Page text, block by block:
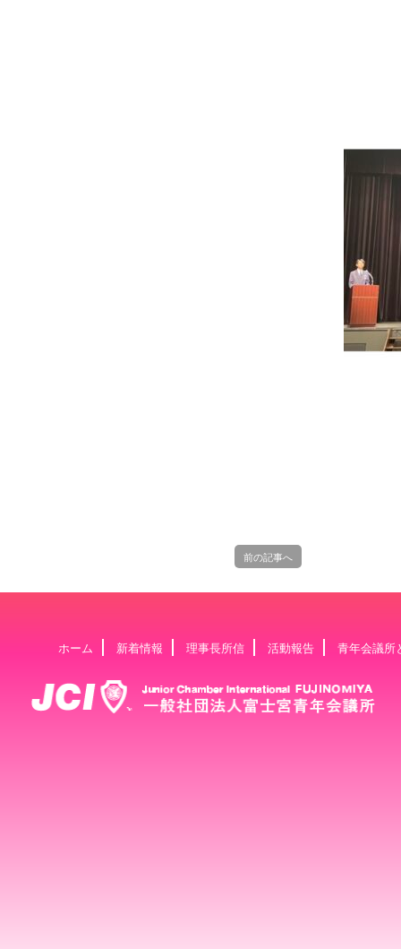
前の記事へ
ホーム 新着情報 理事長所信 活動報告 青年会議所